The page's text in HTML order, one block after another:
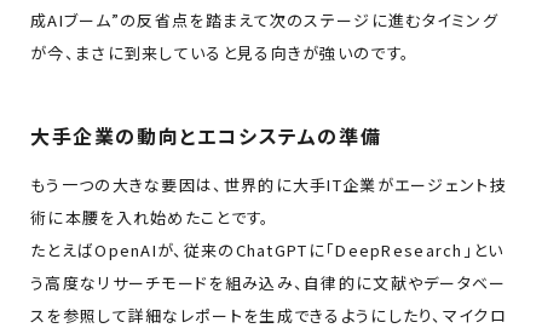
成AIブーム”の反省点を踏まえて次のステージに進むタイミング
が今、まさに到来していると見る向きが強いのです。
大手企業の動向とエコシステムの準備
もう一つの大きな要因は、世界的に大手IT企業がエージェント技
術に本腰を入れ始めたことです。
たとえばOpenAIが、従来のChatGPTに「DeepResearch」とい
う高度なリサーチモードを組み込み、自律的に文献やデータベー
スを参照して詳細なレポートを生成できるようにしたり、マイクロ